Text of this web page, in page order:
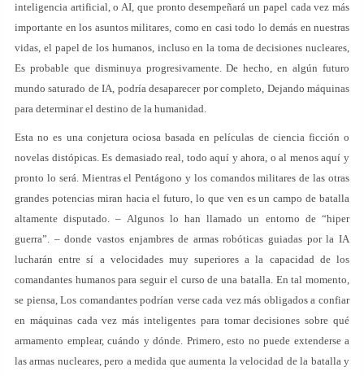
inteligencia artificial, o AI, que pronto desempeñará un papel cada vez más
importante en los asuntos militares, como en casi todo lo demás en nuestras
vidas, el papel de los humanos, incluso en la toma de decisiones nucleares,
Es probable que disminuya progresivamente. De hecho, en algún futuro
mundo saturado de IA, podría desaparecer por completo, Dejando máquinas
para determinar el destino de la humanidad.
Esta no es una conjetura ociosa basada en películas de ciencia ficción o
novelas distópicas. Es demasiado real, todo aquí y ahora, o al menos aquí y
pronto lo será. Mientras el Pentágono y los comandos militares de las otras
grandes potencias miran hacia el futuro, lo que ven es un campo de batalla
altamente disputado. – Algunos lo han llamado un entorno de “hiper
guerra”. – donde vastos enjambres de armas robóticas guiadas por la IA
lucharán entre sí a velocidades muy superiores a la capacidad de los
comandantes humanos para seguir el curso de una batalla. En tal momento,
se piensa, Los comandantes podrían verse cada vez más obligados a confiar
en máquinas cada vez más inteligentes para tomar decisiones sobre qué
armamento emplear, cuándo y dónde. Primero, esto no puede extenderse a
las armas nucleares, pero a medida que aumenta la velocidad de la batalla y